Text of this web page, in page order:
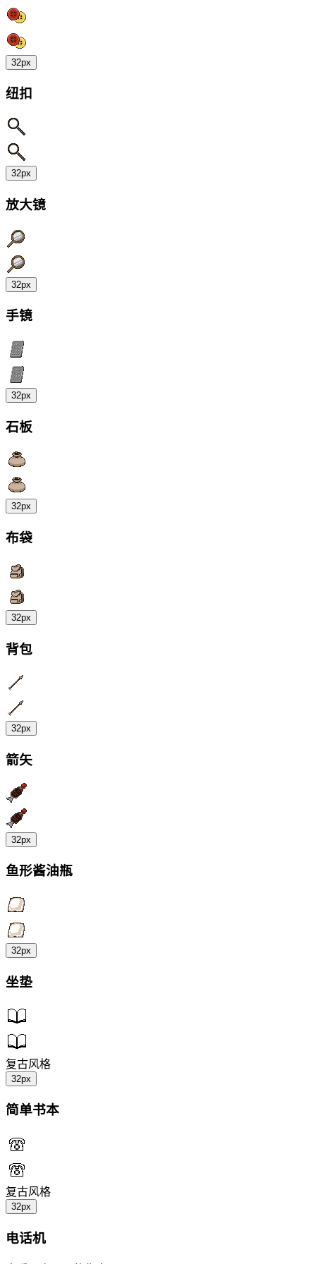
32px
纽扣
32px
放大镜
32px
手镜
32px
石板
32px
布袋
32px
背包
32px
箭矢
32px
鱼形酱油瓶
32px
坐垫
复古风格
32px
简单书本
复古风格
32px
电话机